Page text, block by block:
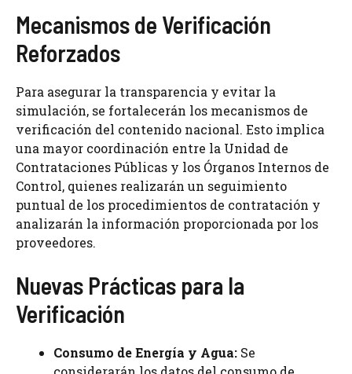
Mecanismos de Verificación
Reforzados
Para asegurar la transparencia y evitar la
simulación, se fortalecerán los mecanismos de
verificación del contenido nacional. Esto implica
una mayor coordinación entre la Unidad de
Contrataciones Públicas y los Órganos Internos de
Control, quienes realizarán un seguimiento
puntual de los procedimientos de contratación y
analizarán la información proporcionada por los
proveedores.
Nuevas Prácticas para la
Verificación
Consumo de Energía y Agua: Se